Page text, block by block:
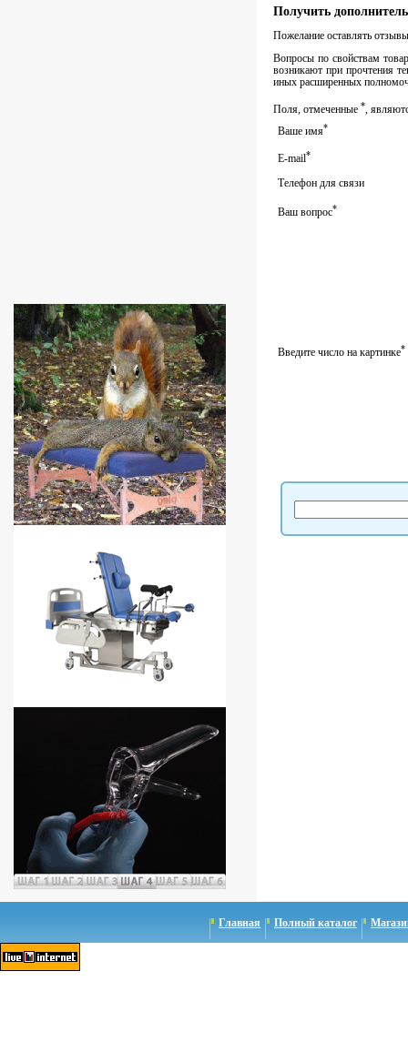
Получить
Пожелание оставлять
Вопросы по свойствам
возникают при прочтения
иных расширенных
Поля, отмеченные *,
Ваше имя*
E-mail*
Телефон для связи
Ваш вопрос*
Введите число на картинке*
Главная Полный каталог